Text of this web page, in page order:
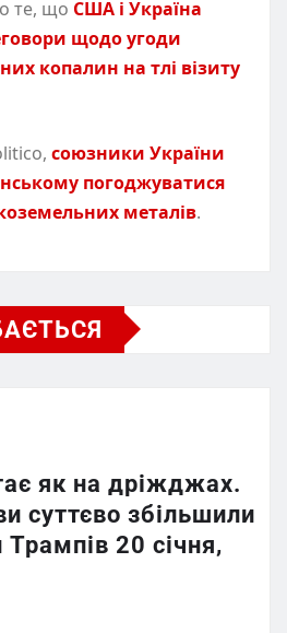
те, що США і Україна
щодо угоди
копалин на тлі візиту
союзники України
погоджуватися
металів.
як на дріжджах.
суттєво збільшили
20 січня,